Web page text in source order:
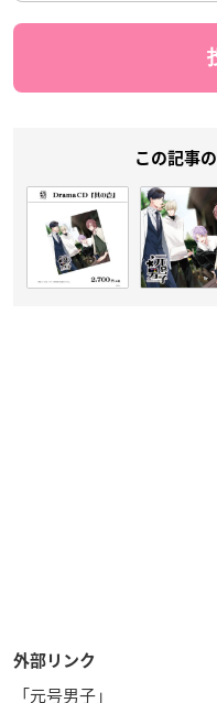
この記事
外部リンク
「元号男子」